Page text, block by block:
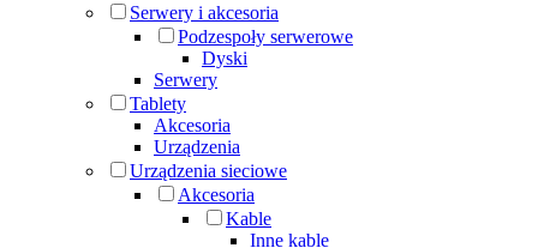
Serwery i akcesoria
Podzespoły serwerowe
Dyski
Serwery
Tablety
Akcesoria
Urządzenia
Urządzenia sieciowe
Akcesoria
Kable
Inne kable